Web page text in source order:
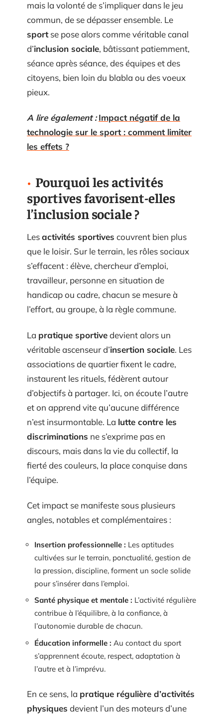
mais la volonté de s’impliquer dans le jeu
commun, de se dépasser ensemble. Le
sportse pose alors comme véritable canal
d’inclusion sociale, bâtissant patiemment,
séance après séance, des équipes et des
citoyens, bien loin du blabla ou des voeux
pieux.
A lire également : Impact négatif de la
technologie sur le sport : comment limiter
les effets ?
Pourquoi les activités
sportives favorisent-elles
l’inclusion sociale ?
Lesactivités sportives couvrent bien plus
que le loisir. Sur le terrain, les rôles sociaux
s’effacent : élève, chercheur d’emploi,
travailleur, personne en situation de
handicap ou cadre, chacun se mesure à
l’effort, au groupe, à la règle commune.
La pratique sportivedevient alors un
véritable ascenseur d’insertion sociale. Les
associations de quartier fixent le cadre,
instaurent les rituels, fédèrent autour
d’objectifs à partager. Ici, on écoute l’autre
et on apprend vite qu’aucune différence
n’est insurmontable. La lutte contre les
discriminations ne s’exprime pas en
discours, mais dans la vie du collectif, la
fierté des couleurs, la place conquise dans
l’équipe.
Cet impact se manifeste sous plusieurs
angles, notables et complémentaires :
Insertion professionnelle : Les aptitudes
cultivées sur le terrain, ponctualité, gestion de
la pression, discipline, forment un socle solide
pour s’insérer dans l’emploi.
Santé physique et mentale : L’activité régulière
contribue à l’équilibre, à la confiance, à
l’autonomie durable de chacun.
Éducation informelle : Au contact du sport
s’apprennent écoute, respect, adaptation à
l’autre et à l’imprévu.
En ce sens, la pratique régulière d’activités
physiques devient l’un des moteurs d’une